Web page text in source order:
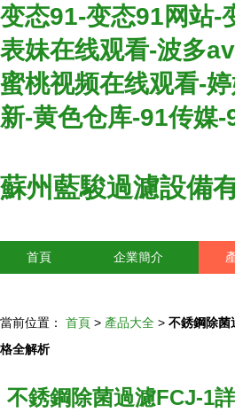
变态91-变态91网站-
表妹在线观看-波多
蜜桃视频在线观看-
新-黄色仓库-91传媒
蘇州藍駿過濾設備
首頁 企業簡介
當前位置： 首頁 > 產品大全 > 不銹鋼除菌
格全解析
不銹鋼除菌過濾FCJ-1